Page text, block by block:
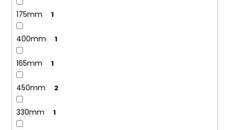
175mm 1
400mm 1
165mm 1
450mm 2
330mm 1